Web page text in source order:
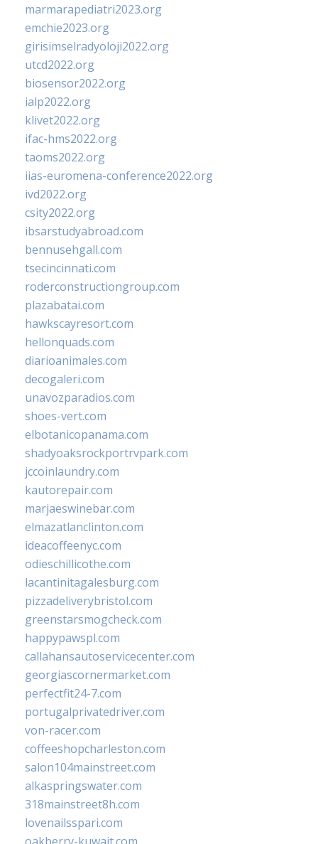
marmarapediatri2023.org
emchie2023.org
girisimselradyoloji2022.org
utcd2022.org
biosensor2022.org
ialp2022.org
klivet2022.org
ifac-hms2022.org
taoms2022.org
iias-euromena-conference2022.org
ivd2022.org
csity2022.org
ibsarstudyabroad.com
bennusehgall.com
tsecincinnati.com
roderconstructiongroup.com
plazabatai.com
hawkscayresort.com
hellonquads.com
diarioanimales.com
decogaleri.com
unavozparadios.com
shoes-vert.com
elbotanicopanama.com
shadyoaksrockportrvpark.com
jccoinlaundry.com
kautorepair.com
marjaeswinebar.com
elmazatlanclinton.com
ideacoffeenyc.com
odieschillicothe.com
lacantinitagalesburg.com
pizzadeliverybristol.com
greenstarsmogcheck.com
happypawspl.com
callahansautoservicecenter.com
georgiascornermarket.com
perfectfit24-7.com
portugalprivatedriver.com
von-racer.com
coffeeshopcharleston.com
salon104mainstreet.com
alkaspringswater.com
318mainstreet8h.com
lovenailsspari.com